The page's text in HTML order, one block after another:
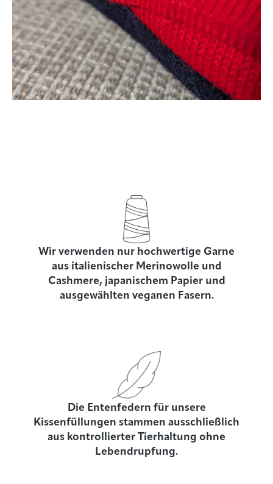
Wir verwenden nur hochwertige Garne
aus italienischer Merinowolle und
Cashmere, japanischem Papier und
ausgewählten veganen Fasern.
Die Entenfedern für unsere
Kissenfüllungen stammen ausschließlich
aus kontrollierter Tierhaltung ohne
Lebendrupfung.